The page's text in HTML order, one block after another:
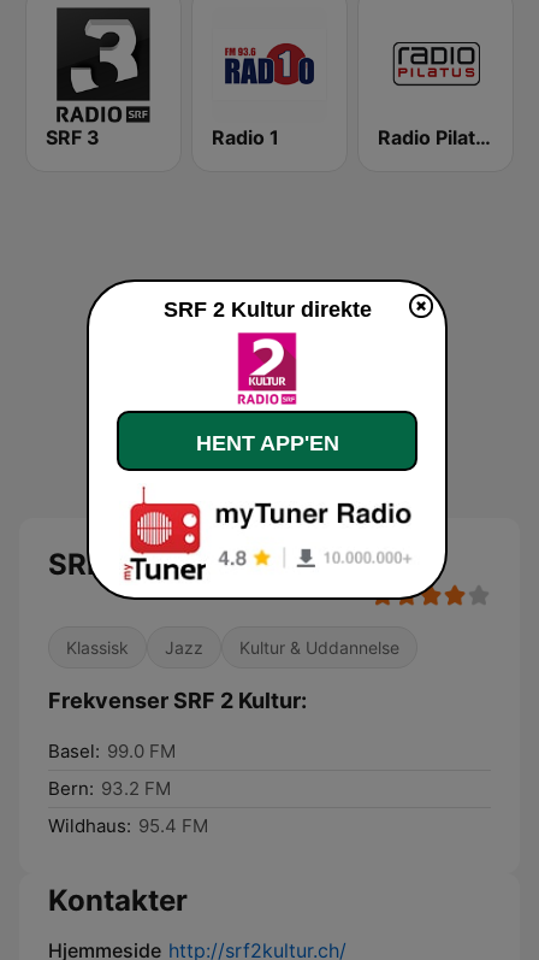
SRF 3 Radio 1 Radio Pilatus
SRF 2 Kultur
Klassisk Jazz Kultur & Uddannelse
Frekvenser SRF 2 Kultur:
Basel: 99.0 FM
Bern: 93.2 FM
Wildhaus: 95.4 FM
Kontakter
Hjemmeside http://srf2kultur.ch/
SRF 2 Kultur direkte
HENT APP'EN